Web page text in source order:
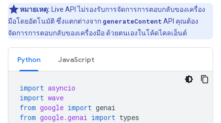
หมายเหตุ: Live API ไม่รองรับการจัดการการตอบกลับของเครื่อง
มือโดยอัตโนมัติ ซึ่งแตกต่างจาก generateContent API คุณต้อง
จัดการการตอบกลับของเครื่องมือ ด้วยตนเองในโค้ดไคลเอ็นต์
Python JavaScript
import asyncio
import wave
from google import genai
from google.genai import types